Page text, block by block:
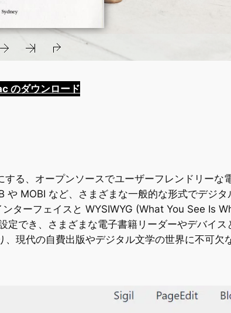
のダウンロード
る、オープンソースでユーザーフレンドリーな
MOBI など、さまざまな一般的な形式でデジタ
ターフェイスと WYSIWYG (What You See Is
でき、さまざまな電子書籍リーダーやデバイス
現代の自費出版やデジタル文学の世界に不可欠